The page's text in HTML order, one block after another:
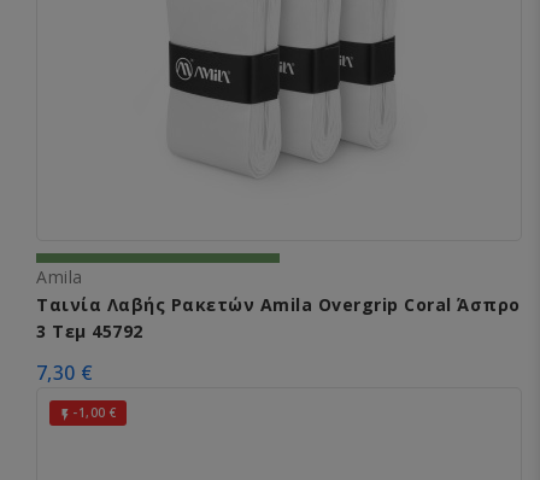
Amila
Ταινία Λαβής Ρακετών Amila Overgrip Coral Άσπρο
3 Τεμ 45792
7,30 €
 -1,00 €